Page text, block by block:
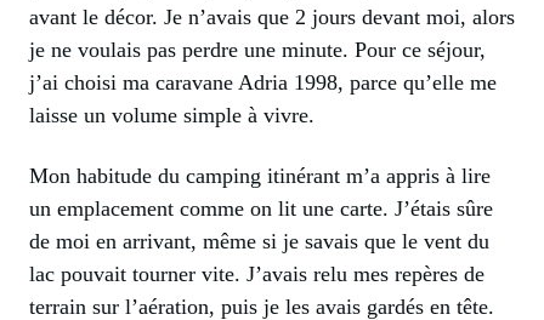
avant le décor. Je n’avais que 2 jours devant moi, alors
je ne voulais pas perdre une minute. Pour ce séjour,
j’ai choisi ma caravane Adria 1998, parce qu’elle me
laisse un volume simple à vivre.
Mon habitude du camping itinérant m’a appris à lire
un emplacement comme on lit une carte. J’étais sûre
de moi en arrivant, même si je savais que le vent du
lac pouvait tourner vite. J’avais relu mes repères de
terrain sur l’aération, puis je les avais gardés en tête.